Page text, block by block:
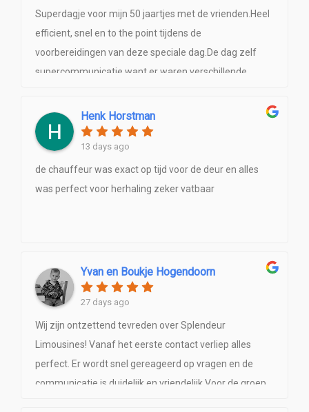
Superdagje voor mijn 50 jaartjes met de vrienden.Heel
efficient, snel en to the point tijdens de
voorbereidingen van deze speciale dag.De dag zelf
supercommunicatie want er waren verschillende
Beide chauffeurs heel spontaan,leuk en
professioneel.Een onvergetelijke dag met onze mega
Hummer.Een echte aanraderDit ga ik nog eens
plannen.....
Henk Horstman
13 days ago
de chauffeur was exact op tijd voor de deur en alles
was perfect voor herhaling zeker vatbaar
Yvan en Boukje Hogendoorn
27 days ago
Wij zijn ontzettend tevreden over Splendeur
Limousines! Vanaf het eerste contact verliep alles
perfect. Er wordt snel gereageerd op vragen en de
communicatie is duidelijk en vriendelijk.Voor de groep